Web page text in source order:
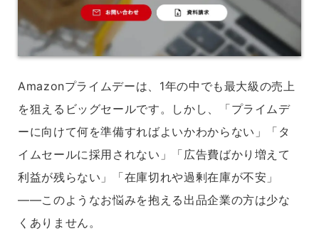
Amazonプライムデーは、1年の中でも最大級の売上
を狙えるビッグセールです。しかし、「プライムデ
ーに向けて何を準備すればよいかわからない」「タ
イムセールに採用されない」「広告費ばかり増えて
利益が残らない」「在庫切れや過剰在庫が不安」
——このようなお悩みを抱える出品企業の方は少な
くありません。